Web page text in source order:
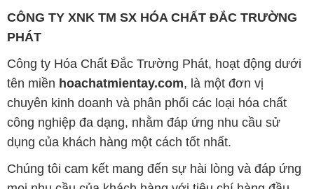
CÔNG TY XNK TM SX HÓA CHẤT ĐẮC TRƯỜNG
PHÁT
Công ty Hóa Chất Đắc Trường Phát, hoạt động dưới
tên miền hoachatmientay.com, là một đơn vị
chuyên kinh doanh và phân phối các loại hóa chất
công nghiệp đa dạng, nhằm đáp ứng nhu cầu sử
dụng của khách hàng một cách tốt nhất.
Chúng tôi cam kết mang đến sự hài lòng và đáp ứng